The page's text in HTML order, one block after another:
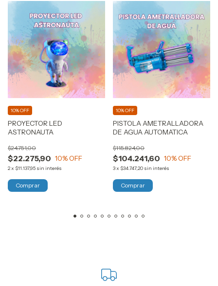
PROYECTOR LED
ASTRONAUTA
$22.275,90
$24.751,00
10% OFF
2x $11.137,95 sin interés
10% OFF
PISTOLA AMETRALLADORA
DE AGUA AUTOMATICA
$104.241,60
$115.824,00
10% OFF
3x $34.747,20 sin interés
10% OFF
Comprar